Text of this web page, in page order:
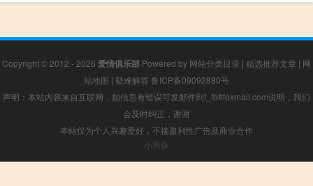
Copyright © 2012 - 2026 爱情俱乐部 Powered by 网站分类目录 | 精选推荐文章 | 网
站地图 | 疑难解答 鲁ICP备09092880号
声明：本站内容来自互联网，如信息有错误可发邮件到f_fb#foxmail.com说明，我们
会及时纠正，谢谢
本站仅为个人兴趣爱好，不接盈利性广告及商业合作
小男孩